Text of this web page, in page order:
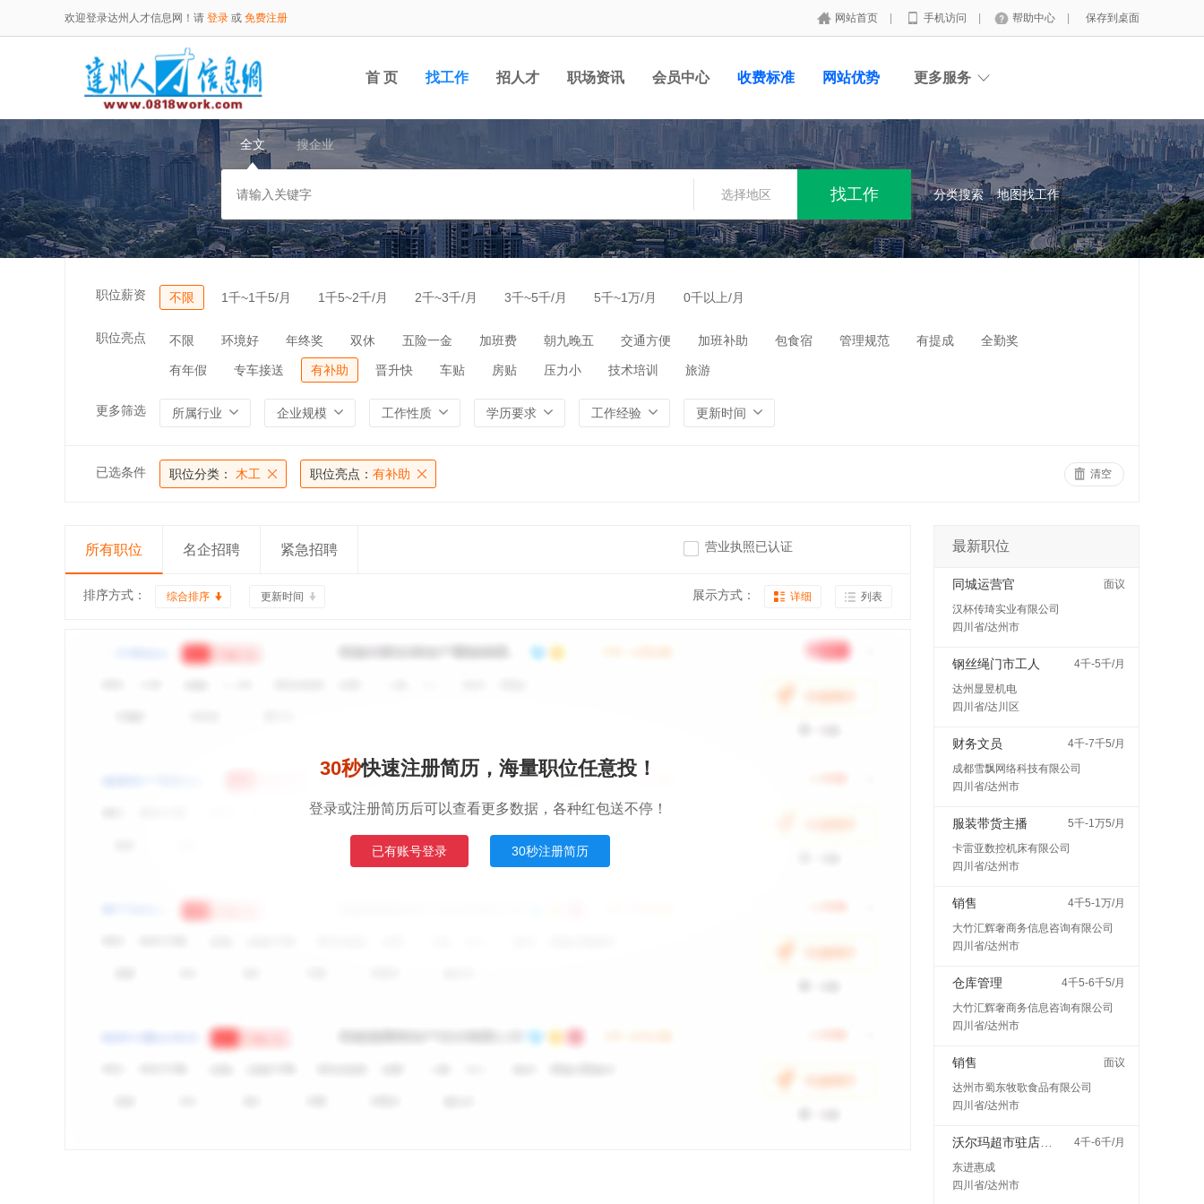
欢迎登录达州人才信息网！请 登录 或 免费注册 网站首页 手机访问 帮助中心 保存到桌面
首 页 找工作 招人才 职场资讯 会员中心 收费标准 网站优势 更多服务
全文 搜企业
选择地区 分类搜索 地图找工作
职位薪资 不限 1千~1千5/月 1千5~2千/月 2千~3千/月 3千~5千/月 5千~1万/月 0千以上/月
职位亮点 不限 环境好 年终奖 双休 五险一金 加班费 朝九晚五 交通方便 加班补助 包食宿 管理规范 有提成 全勤奖
有年假 专车接送 有补助 晋升快 车贴 房贴 压力小 技术培训 旅游
更多筛选 所属行业 企业规模 工作性质 学历要求 工作经验 更新时间
已选条件 职位分类： 木工 职位亮点： 有补助 清空
所有职位 名企招聘 紧急招聘 营业执照已认证
排序方式： 综合排序 更新时间 展示方式： 详细 列表
30秒快速注册简历，海量职位任意投！
登录或注册简历后可以查看更多数据，各种红包送不停！
已有账号登录 30秒注册简历
最新职位
同城运营官
面议
汉杯传琦实业有限公司
四川省/达州市
钢丝绳门市工人
4千-5千/月
达州显昱机电
四川省/达川区
财务文员
4千-7千5/月
成都雪飘网络科技有限公司
四川省/达州市
服装带货主播
5千-1万5/月
卡雷亚数控机床有限公司
四川省/达州市
销售
4千5-1万/月
大竹汇辉奢商务信息咨询有限公司
四川省/达州市
仓库管理
4千5-6千5/月
大竹汇辉奢商务信息咨询有限公司
四川省/达州市
销售
面议
达州市蜀东牧歌食品有限公司
四川省/达州市
4千-6千/月
东进惠成
四川省/达州市